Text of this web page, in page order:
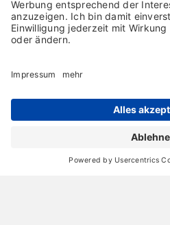
Markenpartner